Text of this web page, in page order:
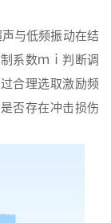
与低频振动在结
系数ｍｉ判断调
合理选取激励频
否存在冲击损伤